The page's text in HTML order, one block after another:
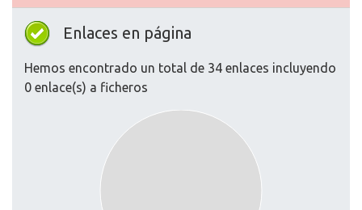
Enlaces en página
Hemos encontrado un total de 34 enlaces incluyendo
0 enlace(s) a ficheros